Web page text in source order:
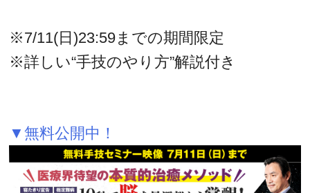
※7/11(日)23:59までの期間限定
※詳しい“手技のやり方”解説付き
▼無料公開中！